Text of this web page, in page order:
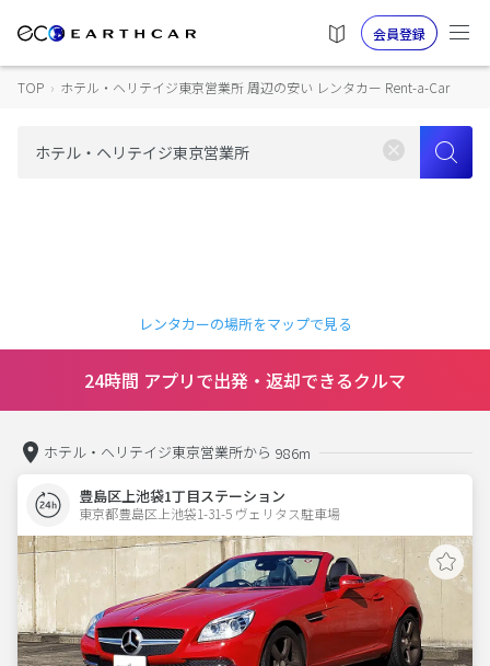
会員登録
TOP › ホテル・ヘリテイジ東京営業所 周辺の安い レンタカー Rent-a-Car
レンタカーの場所をマップで見る
24時間 アプリで出発・返却できるクルマ
ホテル・ヘリテイジ東京営業所から 986m
豊島区上池袋1丁目ステーション
東京都豊島区上池袋1-31-5 ヴェリタス駐車場